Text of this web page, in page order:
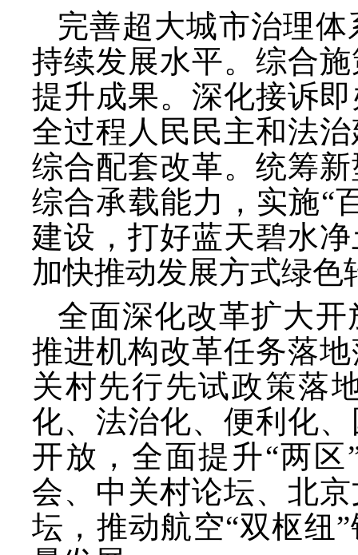
完善超大城市治理
持续发展水平。综合
提升成果。深化接诉
全过程人民民主和法
综合配套改革。统筹
综合承载能力，实施“
建设，打好蓝天碧水
加快推动发展方式绿色
全面深化改革扩大
推进机构改革任务落
关村先行先试政策落
化、法治化、便利化
开放，全面提升“两
会、中关村论坛、北
坛，推动航空“双枢纽